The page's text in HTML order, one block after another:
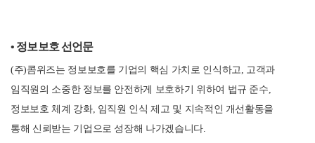
• 정보보호 선언문
(주)콤위즈는 정보보호를 기업의 핵심 가치로 인식하고, 고객과
임직원의 소중한 정보를 안전하게 보호하기 위하여 법규 준수,
정보보호 체계 강화, 임직원 인식 제고 및 지속적인 개선활동을
통해 신뢰받는 기업으로 성장해 나가겠습니다.